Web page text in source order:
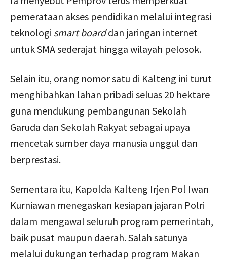
pemerataan akses pendidikan melalui integrasi
teknologi smart boarddan jaringan internet
untuk SMA sederajat hingga wilayah pelosok.
Selain itu, orang nomor satu di Kalteng ini turut
menghibahkan lahan pribadi seluas 20 hektare
guna mendukung pembangunan Sekolah
Garuda dan Sekolah Rakyat sebagai upaya
mencetak sumber daya manusia unggul dan
berprestasi.
Sementara itu, Kapolda Kalteng Irjen Pol Iwan
Kurniawan menegaskan kesiapan jajaran Polri
dalam mengawal seluruh program pemerintah,
baik pusat maupun daerah. Salah satunya
melalui dukungan terhadap program Makan